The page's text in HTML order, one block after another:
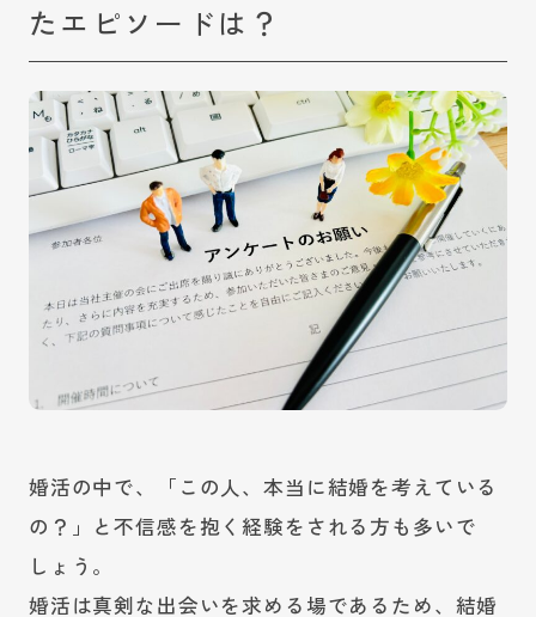
たエピソードは？
婚活の中で、「この人、本当に結婚を考えている
の？」と不信感を抱く経験をされる方も多いで
しょう。
婚活は真剣な出会いを求める場であるため、結婚